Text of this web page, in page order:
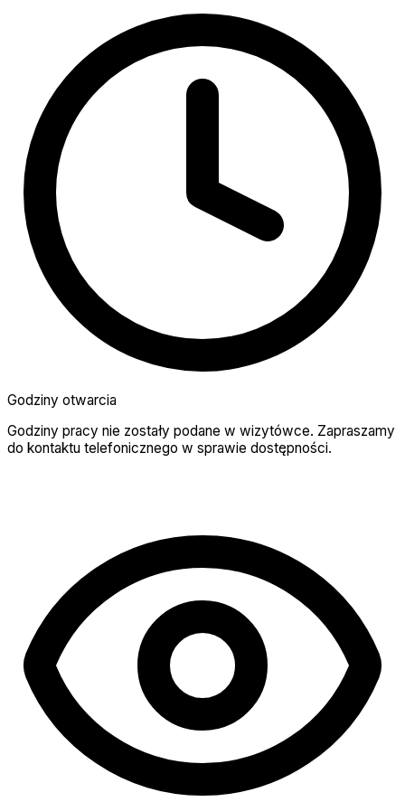
Godziny otwarcia
Godziny pracy nie zostały podane w wizytówce. Zapraszamy
do kontaktu telefonicznego w sprawie dostępności.